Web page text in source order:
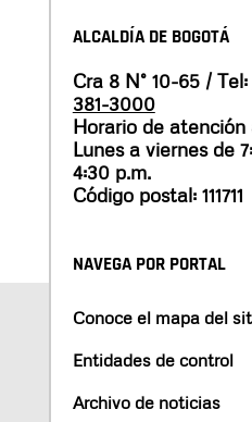
ALCALDÍA DE BOGOTÁ
Cra 8 N° 10-65 / Tel:
381-3000
Horario de atención
Lunes a viernes de
4:30 p.m.
Código postal: 111711
NAVEGA POR PORTAL
Conoce el mapa del
Entidades de control
Archivo de noticias